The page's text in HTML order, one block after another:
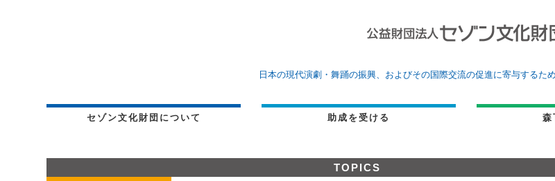
日本の現代演劇・舞踊の振興、およびその国際交流の促進に寄与するた
セゾン文化財団について 助成を受ける 森
TOPICS